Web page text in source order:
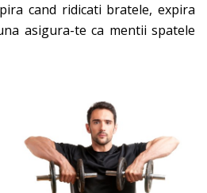
cand ridicati bratele, expira
asigura-te ca mentii spatele